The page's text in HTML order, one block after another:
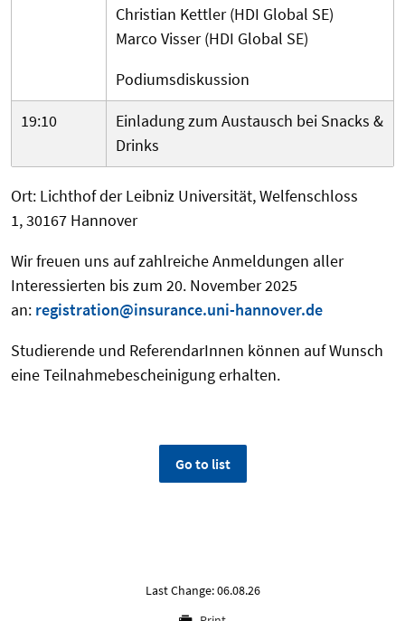
Christian Kettler (HDI Global SE)
Marco Visser (HDI Global SE)
Podiumsdiskussion
19:10
Einladung zum Austausch bei Snacks &
Drinks
Ort: Lichthof der Leibniz Universität, Welfenschloss
1, 30167 Hannover
Wir freuen uns auf zahlreiche Anmeldungen aller
Interessierten bis zum 20. November 2025
an: registration@insurance.uni-hannover.de
Studierende und ReferendarInnen können auf Wunsch
eine Teilnahmebescheinigung erhalten.
Go to list
Last Change: 06.08.26